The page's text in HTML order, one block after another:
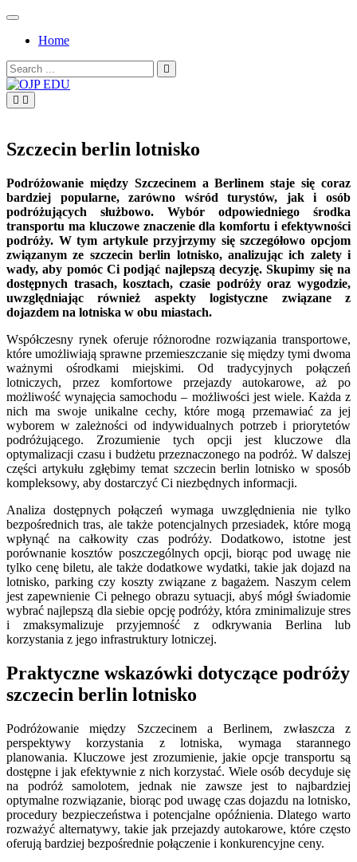
Skip
contentHome
Search
for:
Szczecin berlin lotnisko
Podróżowanie między Szczecinem a Berlinem staje się coraz
bardziej popularne, zarówno wśród turystów, jak i osób
podróżujących służbowo. Wybór odpowiedniego środka
transportu ma kluczowe znaczenie dla komfortu i efektywności
podróży. W tym artykule przyjrzymy się szczegółowo opcjom
związanym ze szczecin berlin lotnisko, analizując ich zalety i
wady, aby pomóc Ci podjąć najlepszą decyzję. Skupimy się na
dostępnych trasach, kosztach, czasie podróży oraz wygodzie,
uwzględniając również aspekty logistyczne związane z
dojazdem na lotniska w obu miastach.
Współczesny rynek oferuje różnorodne rozwiązania transportowe,
które umożliwiają sprawne przemieszczanie się między tymi dwoma
ważnymi ośrodkami miejskimi. Od tradycyjnych połączeń
lotniczych, przez komfortowe przejazdy autokarowe, aż po
możliwość wynajęcia samochodu – możliwości jest wiele. Każda z
nich ma swoje unikalne cechy, które mogą przemawiać za jej
wyborem w zależności od indywidualnych potrzeb i priorytetów
podróżującego. Zrozumienie tych opcji jest kluczowe dla
optymalizacji czasu i budżetu przeznaczonego na podróż. W dalszej
części artykułu zgłębimy temat szczecin berlin lotnisko w sposób
kompleksowy, aby dostarczyć Ci niezbędnych informacji.
Analiza dostępnych połączeń wymaga uwzględnienia nie tylko
bezpośrednich tras, ale także potencjalnych przesiadek, które mogą
wpłynąć na całkowity czas podróży. Dodatkowo, istotne jest
porównanie kosztów poszczególnych opcji, biorąc pod uwagę nie
tylko cenę biletu, ale także dodatkowe wydatki, takie jak dojazd na
lotnisko, parking czy koszty związane z bagażem. Naszym celem
jest zapewnienie Ci pełnego obrazu sytuacji, abyś mógł świadomie
wybrać najlepszą dla siebie opcję podróży, która zminimalizuje stres
i zmaksymalizuje przyjemność z odkrywania Berlina lub
korzystania z jego infrastruktury lotniczej.
Praktyczne wskazówki dotyczące podróży
szczecin berlin lotnisko
Podróżowanie między Szczecinem a Berlinem, zwłaszcza z
perspektywy korzystania z lotniska, wymaga starannego
planowania. Kluczowe jest zrozumienie, jakie opcje transportu są
dostępne i jak efektywnie z nich korzystać. Wiele osób decyduje się
na podróż samolotem, jednak nie zawsze jest to najbardziej
optymalne rozwiązanie, biorąc pod uwagę czas dojazdu na lotnisko,
procedury bezpieczeństwa i potencjalne opóźnienia. Dlatego warto
rozważyć alternatywy, takie jak przejazdy autokarowe, które często
oferują bardziej bezpośrednie połączenie i konkurencyjne ceny.